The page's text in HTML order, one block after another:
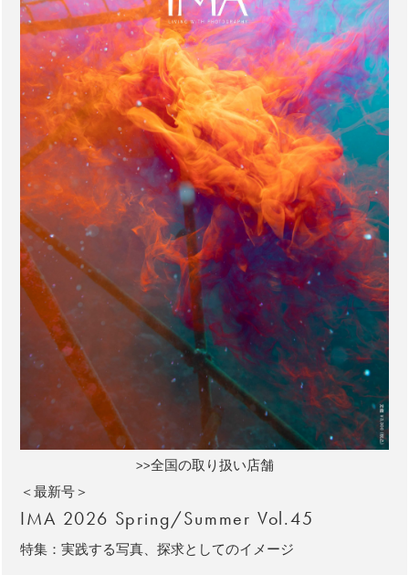
>>全国の取り扱い店舗
＜最新号＞
IMA 2026 Spring/Summer Vol.45
特集：実践する写真、探求としてのイメージ